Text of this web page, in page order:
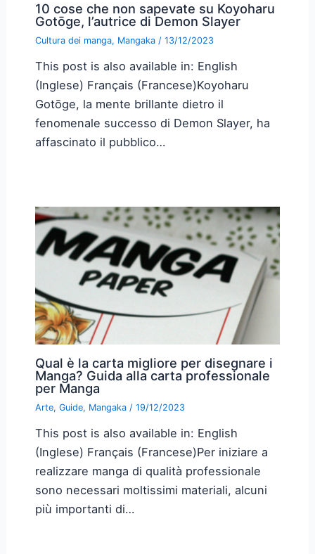
10 cose che non sapevate su Koyoharu
Gotōge, l’autrice di Demon Slayer
Cultura dei manga, Mangaka/ 13/12/2023
This post is also available in: English
(Inglese) Français (Francese)Koyoharu
Gotōge, la mente brillante dietro il
fenomenale successo di Demon Slayer, ha
affascinato il pubblico…
Qual è la carta migliore per disegnare i
Manga? Guida alla carta professionale
per Manga
Arte, Guide, Mangaka/ 19/12/2023
This post is also available in: English
(Inglese) Français (Francese)Per iniziare a
realizzare manga di qualità professionale
sono necessari moltissimi materiali, alcuni
più importanti di…